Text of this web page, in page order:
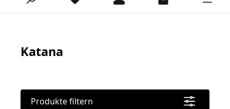
Katana
Produkte filtern